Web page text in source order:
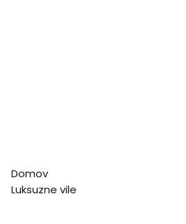
Domov
Luksuzne vile